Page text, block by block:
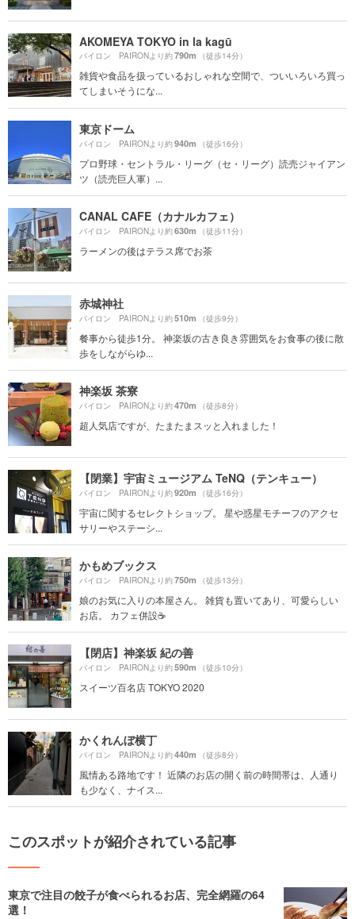
AKOMEYA TOKYO in la kagū
パイロン PAIRONより約790m （徒歩14分）
雑貨や食品を扱っているおしゃれな空間で、ついいろいろ買っ
てしまいそうにな...
東京ドーム
パイロン PAIRONより約940m （徒歩16分）
プロ野球・セントラル・リーグ（セ・リーグ）読売ジャイアン
ツ（読売巨人軍）...
CANAL CAFE（カナルカフェ）
パイロン PAIRONより約630m （徒歩11分）
ラーメンの後はテラス席でお茶
赤城神社
パイロン PAIRONより約510m （徒歩9分）
餐事から徒歩1分。 神楽坂の古き良き雰囲気をお食事の後に散
歩をしながらゆ...
神楽坂 茶寮
パイロン PAIRONより約470m （徒歩8分）
超人気店ですが、たまたまスッと入れました！
【閉業】宇宙ミュージアム TeNQ（テンキュー）
パイロン PAIRONより約920m （徒歩16分）
宇宙に関するセレクトショップ。 星や惑星モチーフのアクセ
サリーやステーシ...
かもめブックス
パイロン PAIRONより約750m （徒歩13分）
娘のお気に入りの本屋さん。 雑貨も置いてあり、可愛らしい
お店。 カフェ併設☕️
【閉店】神楽坂 紀の善
パイロン PAIRONより約590m （徒歩10分）
スイーツ百名店 TOKYO 2020
かくれんぼ横丁
パイロン PAIRONより約440m （徒歩8分）
風情ある路地です！ 近隣のお店の開く前の時間帯は、人通り
も少なく、ナイス...
このスポットが紹介されている記事
東京で注目の餃子が食べられるお店、完全網羅の64
選！